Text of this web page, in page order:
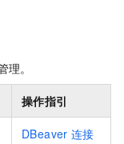
。
操作指引
DBeaver 连接